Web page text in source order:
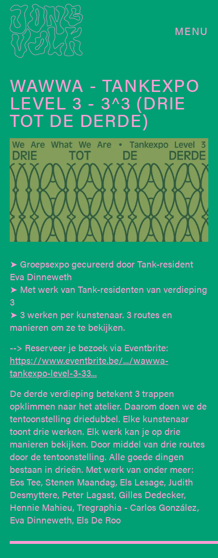
MENU
WAWWA - TANKEXPO
LEVEL 3 - 3^3 (DRIE
TOT DE DERDE)
➤ Groepsexpo gecureerd door Tank-resident
Eva Dinneweth
➤ Met werk van Tank-residenten van verdieping
3
➤ 3 werken per kunstenaar. 3 routes en
manieren om ze te bekijken.
--> Reserveer je bezoek via Eventbrite:
https://www.eventbrite.be/.../wawwa-
tankexpo-level-3-33...
De derde verdieping betekent 3 trappen
opklimmen naar het atelier. Daarom doen we de
tentoonstelling driedubbel. Elke kunstenaar
toont drie werken. Elk werk kan je op drie
manieren bekijken. Door middel van drie routes
door de tentoonstelling. Alle goede dingen
bestaan in drieën. Met werk van onder meer:
Eos Tee, Stenen Maandag, Els Lesage, Judith
Desmyttere, Peter Lagast, Gilles Dedecker,
Hennie Mahieu, Tregraphia - Carlos González,
Eva Dinneweth, Els De Roo